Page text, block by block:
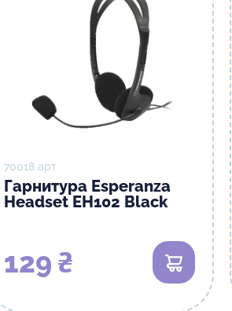
70018 арт
Гарнитура Esperanza
Headset EH102 Black
129 ₴ В корзину